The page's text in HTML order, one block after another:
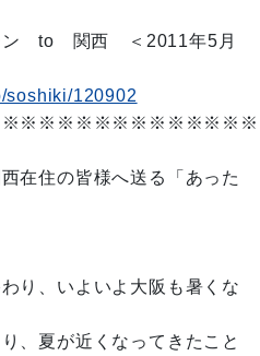
ン to 関西 ＜2011年5月
soshiki/120902
在住の皆様へ送る「あった
り、いよいよ大阪も暑くな
、夏が近くなってきたこと